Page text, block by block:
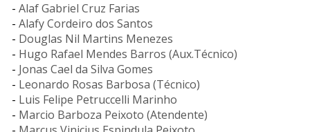
- Alaf Gabriel Cruz Farias
- Alafy Cordeiro dos Santos
- Douglas Nil Martins Menezes
- Hugo Rafael Mendes Barros (Aux.Técnico)
- Jonas Cael da Silva Gomes
- Leonardo Rosas Barbosa (Técnico)
- Luis Felipe Petruccelli Marinho
- Marcio Barboza Peixoto (Atendente)